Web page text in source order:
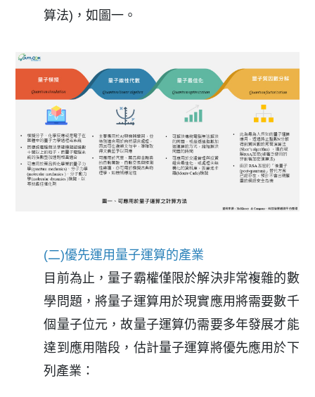
算法)，如圖一。
(二)優先運用量子運算的產業
目前為止，量子霸權僅限於解決非常複雜的數
學問題，將量子運算用於現實應用將需要數千
個量子位元，故量子運算仍需要多年發展才能
達到應用階段，估計量子運算將優先應用於下
列產業：